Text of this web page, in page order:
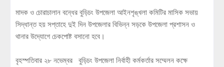
মাদক ও চোরাচালান বন্ধের বুড়িচং উপজেলা আইনশৃঙ্খলা কমিটির মাসিক সভায়
সিদ্ধান্ত হয় সপ্তাহে দুই দিন উপজেলার বিভিন্ন সড়কে উপজেলা প্রশাসন ও
থানার উদ্যোগে চেকপোষ্ট বসানো হবে।
বৃহস্পতিবার ২৮ নভেম্বর বুড়িচং উপজেলা নির্বাহী কর্মকর্তার সম্মেলন কক্ষে